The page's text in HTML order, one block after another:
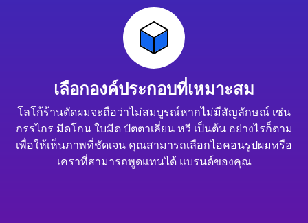
เลือกองค์ประกอบที่เหมาะสม
โลโก้ร้านตัดผมจะถือว่าไม่สมบูรณ์หากไม่มีสัญลักษณ์ เช่น
กรรไกร มีดโกน ใบมีด ปัตตาเลี่ยน หวี เป็นต้น อย่างไรก็ตาม
เพื่อให้เห็นภาพที่ชัดเจน คุณสามารถเลือกไอคอนรูปผมหรือ
เคราที่สามารถพูดแทนได้ แบรนด์ของคุณ